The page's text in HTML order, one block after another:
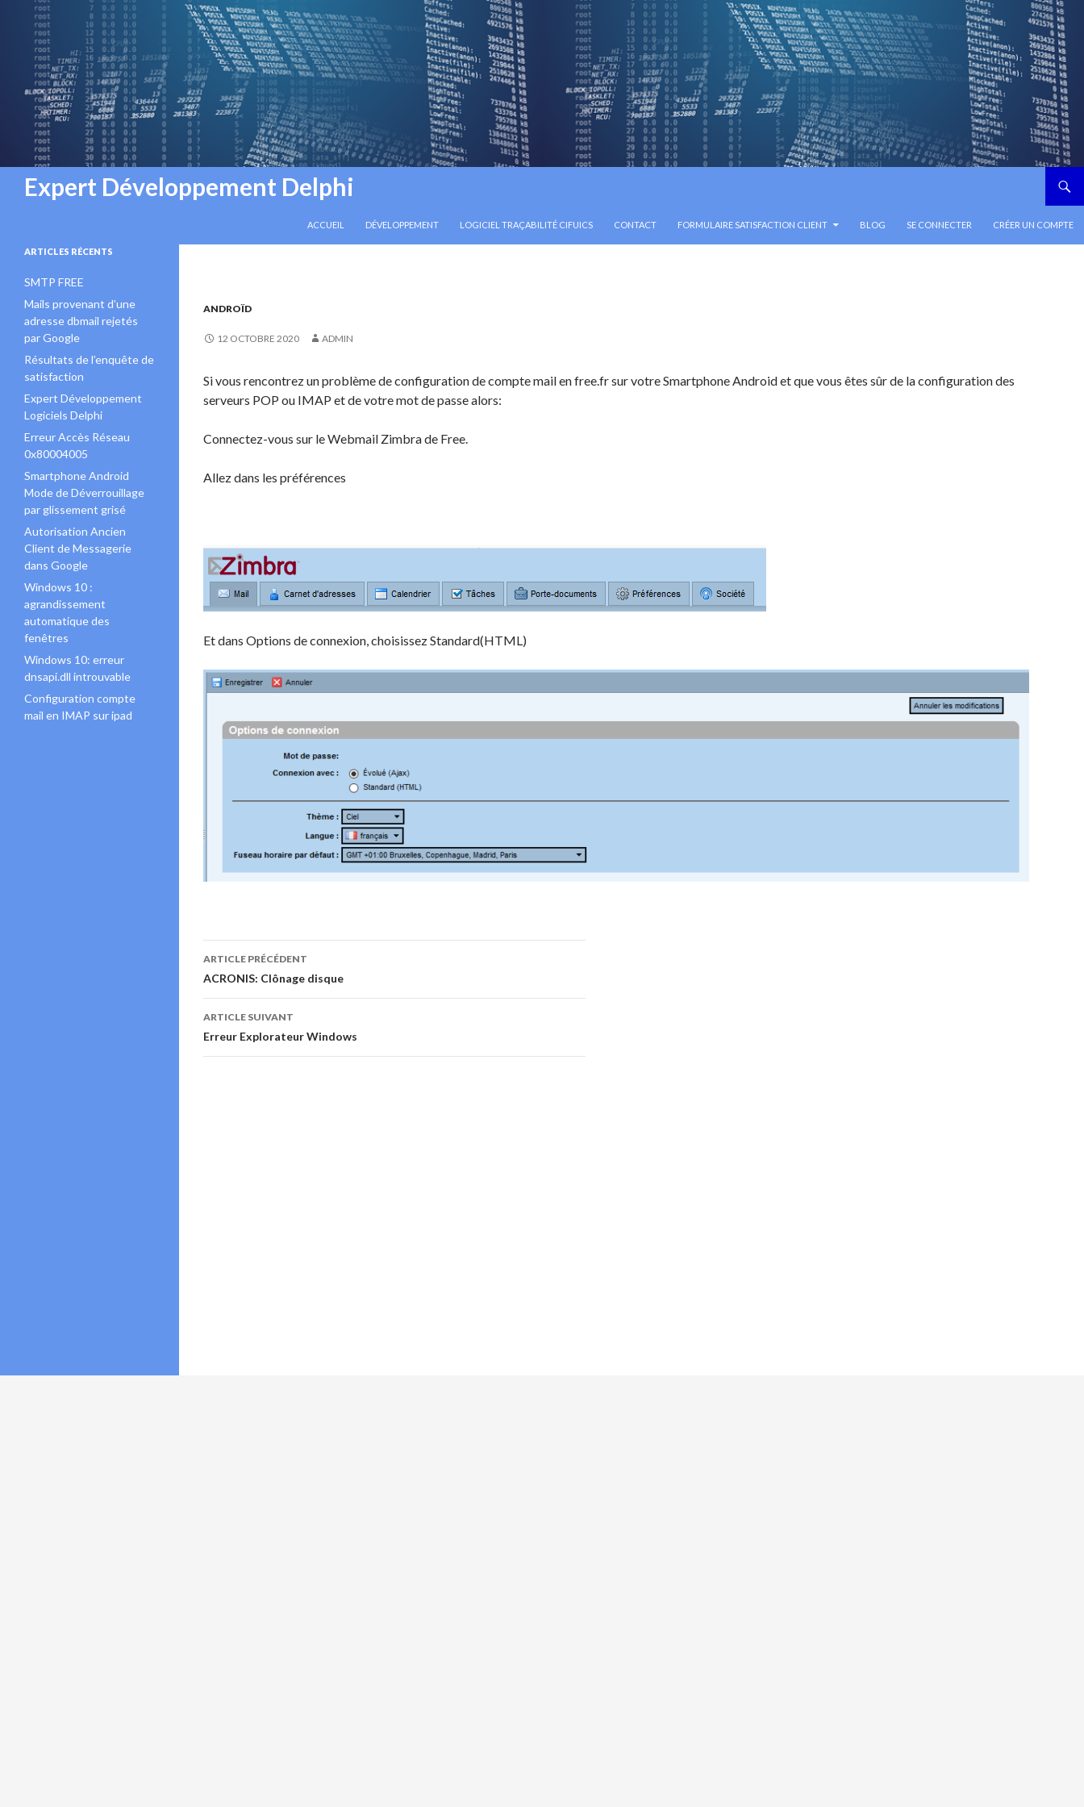
Expert Développement Delphi
Recherche
ACCUEIL
DÉVELOPPEMENT LOGICIEL TRAÇABILITÉ CIFUICS CONTACT FORMULAIRE SATISFACTION CLIENT BLOG SE CONNECTER CRÉER UN COMPTE
ANDROÏD
12 OCTOBRE 2020 ADMIN
Si vous rencontrez un problème de configuration de compte mail en free.fr sur votre Smartphone Android et que vous êtes sûr de la configuration des
serveurs POP ou IMAP et de votre mot de passe alors:
Connectez-vous sur le Webmail Zimbra de Free.
Allez dans les préférences
Et dans Options de connexion, choisissez Standard(HTML)
Navigation
des
articles
ARTICLE PRÉCÉDENT
ACRONIS: Clônage disque
ARTICLE SUIVANT
Erreur Explorateur Windows
ARTICLES RÉCENTS
SMTP FREE
Mails provenant d’une
adresse dbmail rejetés
par Google
Résultats de l’enquête de
satisfaction
Expert Développement
Logiciels Delphi
Erreur Accès Réseau
0x80004005
Smartphone Android
Mode de Déverrouillage
par glissement grisé
Autorisation Ancien
Client de Messagerie
dans Google
Windows 10 :
agrandissement
automatique des
fenêtres
Windows 10: erreur
dnsapi.dll introuvable
Configuration compte
mail en IMAP sur ipad